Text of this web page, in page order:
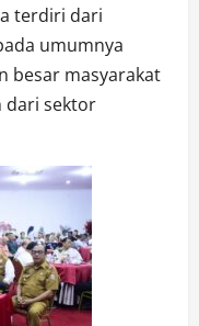
terdiri dari
umumnya
besar masyarakat
dari sektor